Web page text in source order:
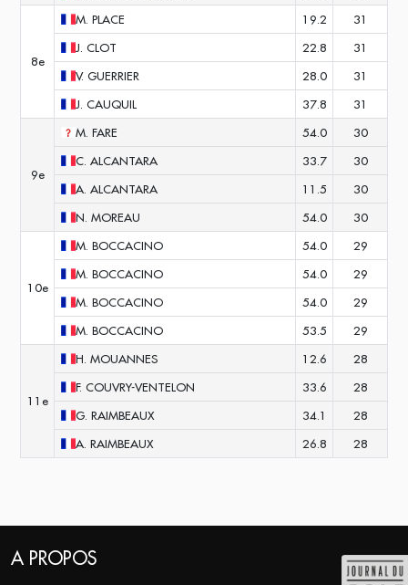
8e
M. PLACE 19.2
31
J. CLOT 22.8
31
V. GUERRIER 28.0
31
J. CAUQUIL 37.8 31
9e
M. FARE 54.0
30
C. ALCANTARA 33.7
30
A. ALCANTARA 11.5
30
N. MOREAU 54.0 30
10e
M. BOCCACINO 54.0
29
M. BOCCACINO 54.0
29
M. BOCCACINO 54.0
29
M. BOCCACINO 53.5 29
11e
H. MOUANNES 12.6
28
F. COUVRY-VENTELON 33.6
28
G. RAIMBEAUX 34.1
28
A. RAIMBEAUX 26.8 28
A PROPOS